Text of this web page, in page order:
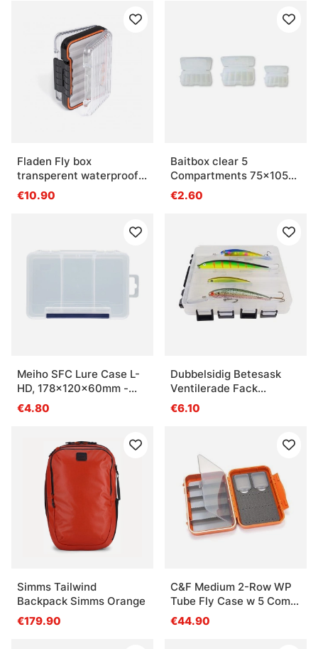
Fladen Fly box
transperent waterproof
10,8x7,8x3,2cm
€10.90
Baitbox clear 5
Compartments 75x105
mm
€2.60
Meiho SFC Lure Case L-
HD, 178x120x60mm -
Clear
€4.80
Dubbelsidig Betesask
Ventilerade Fack
205x170x48mm
€6.10
Simms Tailwind
Backpack Simms Orange
€179.90
C&F Medium 2-Row WP
Tube Fly Case w 5 Comp
(CF-2405H) Burnt
Orange
€44.90